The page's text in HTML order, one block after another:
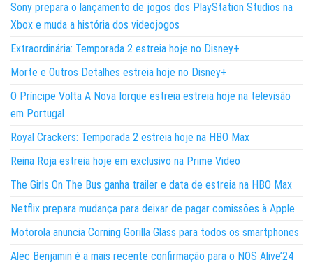
Sony prepara o lançamento de jogos dos PlayStation Studios na
Xbox e muda a história dos videojogos
Extraordinária: Temporada 2 estreia hoje no Disney+
Morte e Outros Detalhes estreia hoje no Disney+
O Príncipe Volta A Nova Iorque estreia estreia hoje na televisão
em Portugal
Royal Crackers: Temporada 2 estreia hoje na HBO Max
Reina Roja estreia hoje em exclusivo na Prime Video
The Girls On The Bus ganha trailer e data de estreia na HBO Max
Netflix prepara mudança para deixar de pagar comissões à Apple
Motorola anuncia Corning Gorilla Glass para todos os smartphones
Alec Benjamin é a mais recente confirmação para o NOS Alive’24